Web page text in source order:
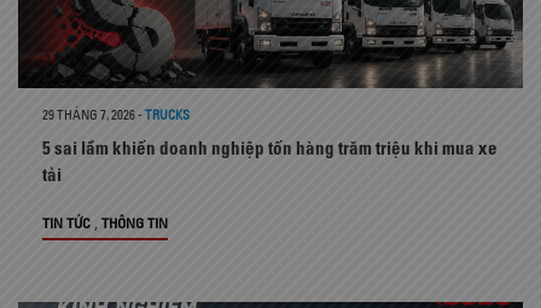
29 THÁNG 7, 2026- TRUCKS
5 sai lầm khiến doanh nghiệp tốn hàng trăm triệu khi mua xe
tải
TIN TỨC THÔNG TIN